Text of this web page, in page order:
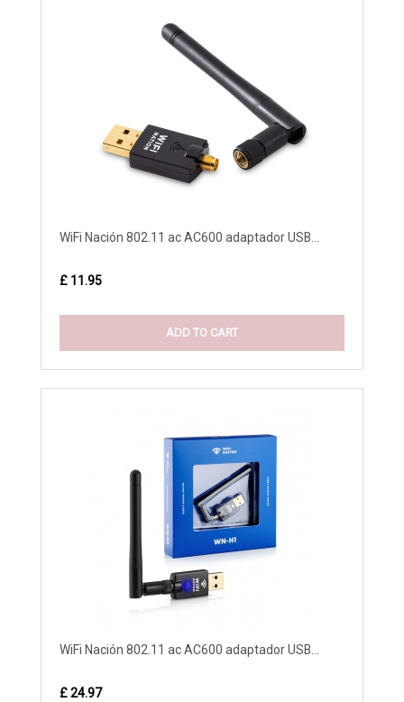
WiFi Nación 802.11 ac AC600 adaptador USB...
£ 11.95
ADD TO CART
WiFi Nación 802.11 ac AC600 adaptador USB...
£ 24.97